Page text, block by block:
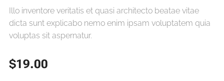
Illo inventore veritatis et quasi architecto beatae vitae
dicta sunt explicabo nemo enim ipsam voluptatem quia
voluptas sit aspernatur.
$19.00